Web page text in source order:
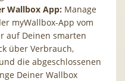
Wallbox App: Manage
myWallbox-App vom
auf Deinen smarten
über Verbrauch,
die abgeschlossenen
Deiner Wallbox